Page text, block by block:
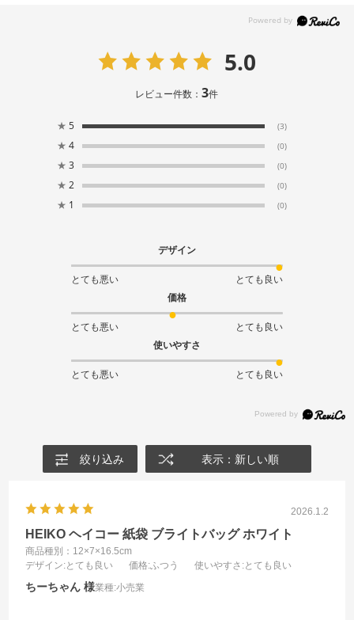
5.0
レビュー件数：3件
★ 5 (3)
★ 4 (0)
★ 3 (0)
★ 2 (0)
★ 1 (0)
デザイン
とても悪い
とても良い
価格
とても悪い
とても良い
使いやすさ
とても悪い とても良い
絞り込み 表示：新しい順
2026.1.2
HEIKO ヘイコー 紙袋 ブライトバッグ ホワイト
商品種別：12×7×16.5cm
デザイン:とても良い 価格:ふつう 使いやすさ :とても良い
ちーちゃん 業種:小売業